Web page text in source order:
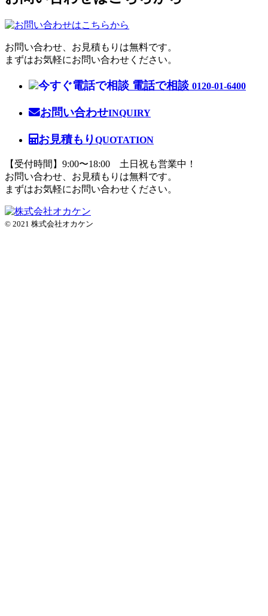
お問い合わせ、お見積もりは無料です。
まずはお気軽にお問い合わせください。
電話で相談 0120-01-6400
お問い合わせINQUIRY
お見積もり QUOTATION
【受付時間】9:00〜18:00 土日祝も営業中！
お問い合わせ、お見積もりは無料です。
まずはお気軽にお問い合わせください。
© 2021 株式会社オカケン